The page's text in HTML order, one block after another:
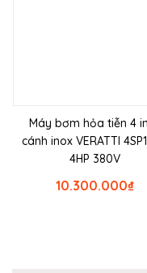
Máy bơm hỏa tiễn 4
cánh inox VERATTI
4HP 380V
₫
10.300.000